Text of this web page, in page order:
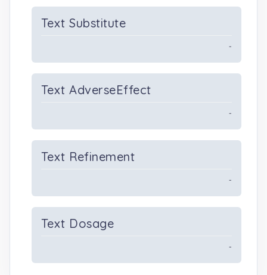
Text Substitute
-
Text AdverseEffect
-
Text Refinement
-
Text Dosage
-